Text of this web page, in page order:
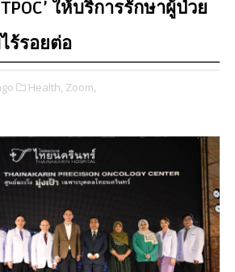
ให้บริการรักษาผู้ป่วย
ร้รอยต่อ
Health, Zoom,